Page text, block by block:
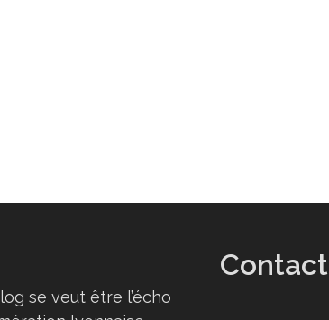
se veut être l’écho
Contact